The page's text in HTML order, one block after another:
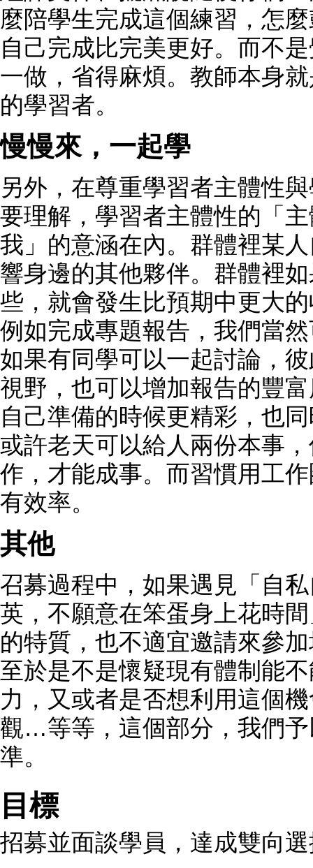
麼陪學生完成這個練習，怎
自己完成比完美更好。而不
一做，省得麻煩。教師本身
的學習者。
慢慢來，一起學
另外，在尊重學習者主體性
要理解，學習者主體性的「
我」的意涵在內。群體裡某
響身邊的其他夥伴。群體裡
些，就會發生比預期中更大
例如完成專題報告，我們當
如果有同學可以一起討論，
視野，也可以增加報告的豐
自己準備的時候更精彩，也
或許老天可以給人兩份本事
作，才能成事。而習慣用工
有效率。
其他
召募過程中，如果遇見「自
英，不願意在笨蛋身上花時
的特質，也不適宜邀請來參
至於是不是懷疑現有體制能
力，又或者是否想利用這個
觀…等等，這個部分，我們
準。
目標
招募並面談學員，達成雙向